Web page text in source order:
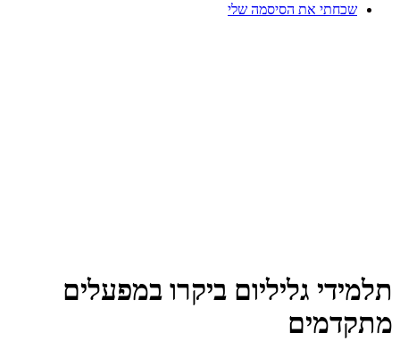
שכחתי את הסיסמה שלי
תלמידי גליליום ביקרו במפעלים
מתקדמים